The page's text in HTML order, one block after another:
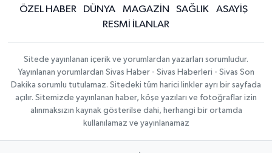
ÖZEL HABER
DÜNYA MAGAZİN SAĞLIK
ASAYİŞ
RESMİ İLANLAR
Sitede yayınlanan içerik ve yorumlardan yazarları sorumludur.
Yayınlanan yorumlardan Sivas Haber - Sivas Haberleri - Sivas Son
Dakika sorumlu tutulamaz. Sitedeki tüm harici linkler ayrı bir sayfada
açılır. Sitemizde yayınlanan haber, köşe yazıları ve fotoğraflar izin
alınmaksızın kaynak gösterilse dahi, herhangi bir ortamda
kullanılamaz ve yayınlanamaz